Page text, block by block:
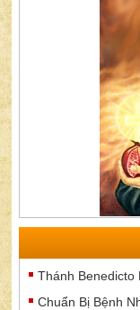
Thánh
Chuẩn Bị Bệnh